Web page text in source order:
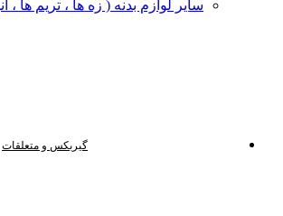
سایر لوازم بدنه ( زه ها ، تریم ها
گیربکس و متعلقات